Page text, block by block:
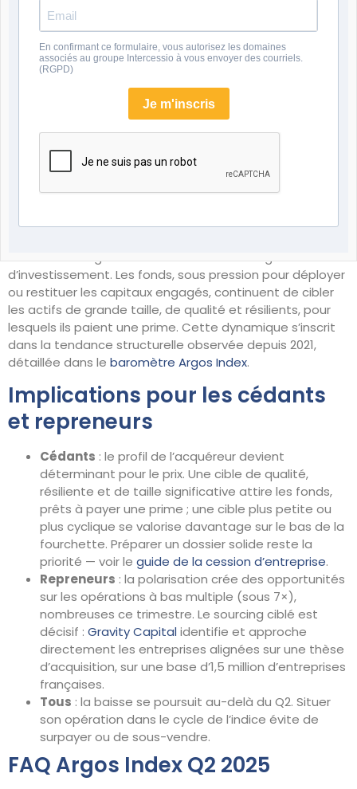
STOXX TMI Small a progressé de 9 % au Q2 et de 15,5 %
sur le 1er semestre). C’est bien le yoyo tarifaire américain
et son impact sur la volatilité qui ont tiré vers le bas
l’activité M&A des entreprises et la reprise des cours. Ce
repli des stratégiques est le principal moteur de la
baisse de l’indice ce trimestre.
Un écart fonds / stratégiques
qui s’élargit à 1,5×
par les fonds et par les stratégiques s’élargit à un niveau
d’investissement. Les fonds, sous pression pour déployer
ou restituer les capitaux engagés, continuent de cibler
les actifs de grande taille, de qualité et résilients, pour
lesquels ils paient une prime. Cette dynamique s’inscrit
dans la tendance structurelle observée depuis 2021,
détaillée dans le baromètre Argos Index.
Implications pour les cédants
et repreneurs
Cédants : le profil de l’acquéreur devient
déterminant pour le prix. Une cible de qualité,
résiliente et de taille significative attire les fonds,
prêts à payer une prime ; une cible plus petite ou
plus cyclique se valorise davantage sur le bas de la
fourchette. Préparer un dossier solide reste la
priorité — voir le guide de la cession d’entreprise.
Repreneurs : la polarisation crée des opportunités
sur les opérations à bas multiple (sous 7×),
nombreuses ce trimestre. Le sourcing ciblé est
décisif : Gravity Capital identifie et approche
directement les entreprises alignées sur une thèse
d’acquisition, sur une base d’1,5 million d’entreprises
françaises.
Tous : la baisse se poursuit au-delà du Q2. Situer
son opération dans le cycle de l’indice évite de
surpayer ou de sous-vendre.
FAQ Argos Index Q2 2025
En confirmant ce formulaire, vous autorisez les domaines
associés au groupe Intercessio à vous envoyer des courriels.
(RGPD)
Je m'inscris